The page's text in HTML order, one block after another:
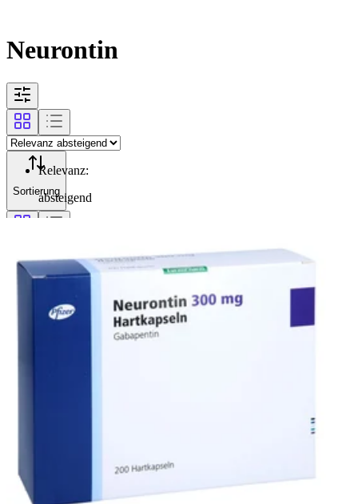
Neurontin
Sortierung
Filterung
Relevanz:
absteigend